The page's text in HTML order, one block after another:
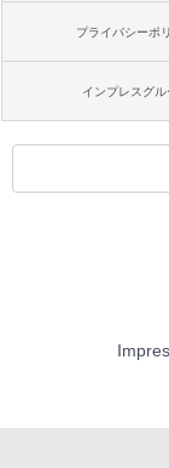
プライバシーポ
インプレスグル